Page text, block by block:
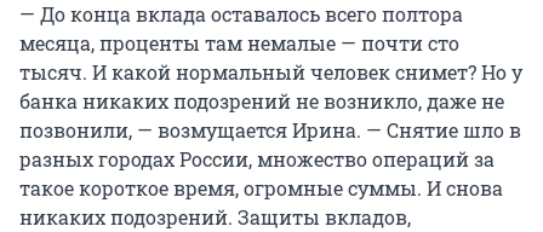
— До конца вклада оставалось всего полтора
месяца, проценты там немалые — почти сто
тысяч. И какой нормальный человек снимет? Но у
банка никаких подозрений не возникло, даже не
позвонили, — возмущается Ирина. — Снятие шло в
разных городах России, множество операций за
такое короткое время, огромные суммы. И снова
никаких подозрений. Защиты вкладов,